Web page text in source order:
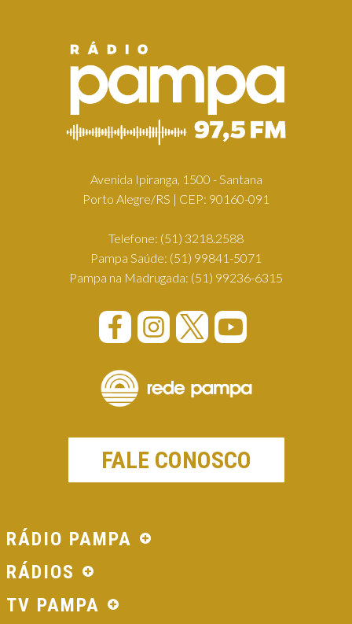
Avenida Ipiranga, 1500 - Santana
Porto Alegre/RS | CEP: 90160-091
Telefone: (51) 3218.2588
Pampa Saúde: (51) 99841-5071
Pampa na Madrugada: (51) 99236-6315
FALE CONOSCO
RÁDIO PAMPA
RÁDIOS
TV PAMPA